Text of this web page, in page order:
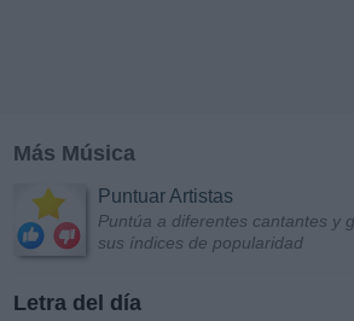
Más Música
Puntuar Artistas
Puntúa a diferentes cantantes y
sus índices de popularidad
Letra del día